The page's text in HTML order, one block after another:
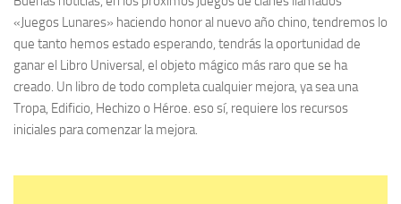
«Juegos Lunares» haciendo honor al nuevo año chino, tendremos lo
que tanto hemos estado esperando, tendrás laoportunidad de
ganar el Libro Universal, el objeto mágico más raro que se ha
creado. Un libro de todo completa cualquier mejora, ya sea una
Tropa, Edificio, Hechizo o Héroe. eso sí, requiere los recursos
iniciales para comenzar la mejora.